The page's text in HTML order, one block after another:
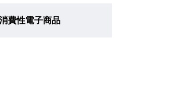
費性電子商品